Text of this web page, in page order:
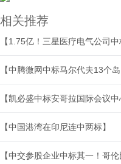
相关推荐
【中腾微网中标马尔代夫13个
【凯必盛中标安哥拉国际会议中
【中国港湾在印尼连中两标】